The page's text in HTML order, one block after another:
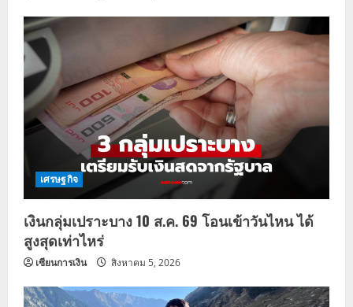
เศรษฐกิจ
เงินกลุ่มเปราะบาง 10 ส.ค. 69 โอนเข้าวันไหน ได้
สูงสุดเท่าไหร่
เซียนการเงิน สิงหาคม 5, 2026